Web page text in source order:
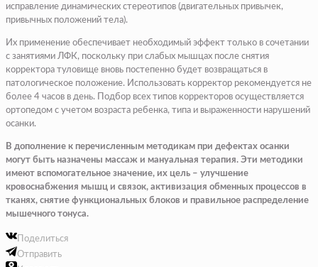
исправление динамических стереотипов (двигательных привычек,
привычных положений тела).
Их применение обеспечивает необходимый эффект только в сочетании
с занятиями ЛФК, поскольку при слабых мышцах после снятия
корректора туловище вновь постепенно будет возвращаться в
патологическое положение. Использовать корректор рекомендуется не
более 4 часов в день. Подбор всех типов корректоров осуществляется
ортопедом с учетом возраста ребенка, типа и выраженности нарушений
осанки.
В дополнение к перечисленным методикам при дефектах осанки
могут быть назначены массаж и мануальная терапия. Эти методики
имеют вспомогательное значение, их цель – улучшение
кровоснабжения мышц и связок, активизация обменных процессов в
тканях, снятие функциональных блоков и правильное распределение
мышечного тонуса.
Поделиться
Отправить